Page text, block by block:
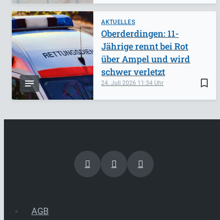
AKTUELLES
bookmark_border
24. Juli 2026 11:34
Oberderdingen: 11-
Jährige rennt bei Rot
über Ampel und wird
schwer verletzt
AGB